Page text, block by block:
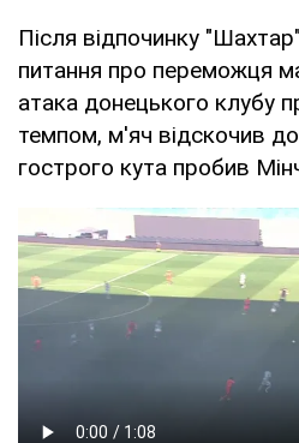
Після відпочинку
питання про переможця
атака донецького клубу
темпом, м'яч відскочив до
гострого кута пробив